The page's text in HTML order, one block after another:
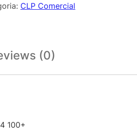
CLP Comercial
(0)
100+